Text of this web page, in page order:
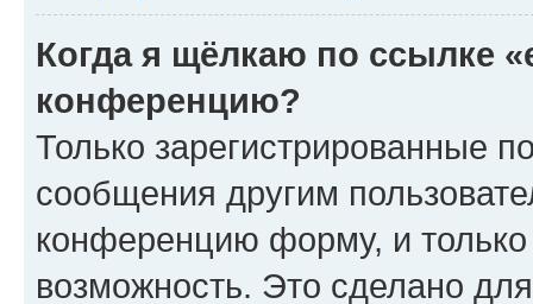
Когда я щёлкаю по ссылке
конференцию?
Только зарегистрированные
сообщения другим
конференцию форму, и
возможность. Это сделано